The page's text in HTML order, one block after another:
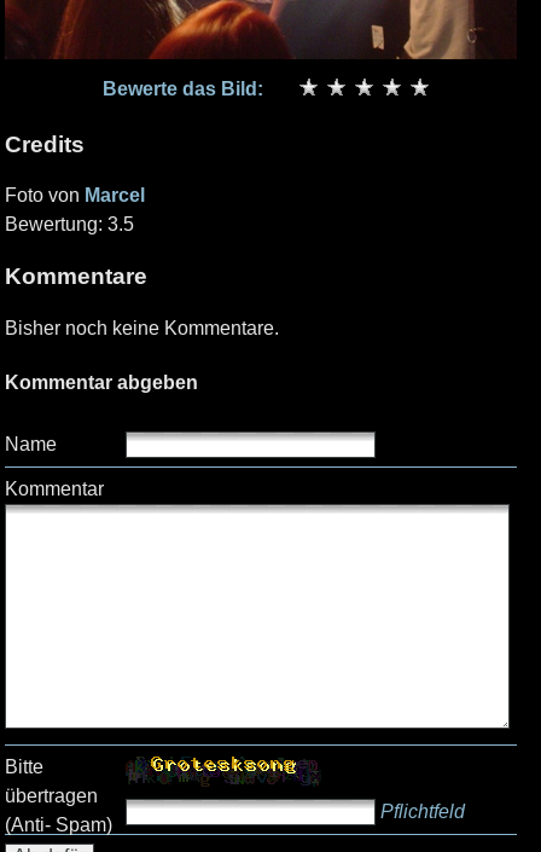
Bewerte das Bild:
Credits
Foto von Marcel
Bewertung: 3.5
Kommentare
Bisher noch keine Kommentare.
Kommentar abgeben
Name
Kommentar
Bitte
übertragen
(Anti- Spam)
Pflichtfeld